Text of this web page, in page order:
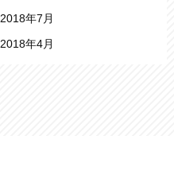
2018年7月
2018年4月